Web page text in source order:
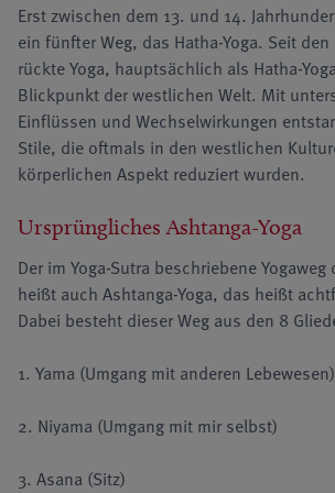
Erst zwischen dem 13. und 14.
ein fünfter Weg, das Hatha-Yoga. Seit den
rückte Yoga, hauptsächlich als Hatha-
Blickpunkt der westlichen Welt. Mit
Einflüssen und Wechselwirkungen
Stile, die oftmals in den westlichen
körperlichen Aspekt reduziert wurden.
Ursprüngliches Ashtanga-Yoga
Der im Yoga-Sutra beschriebene
heißt auch Ashtanga-Yoga, das heißt
Dabei besteht dieser Weg aus den 8
1. Yama (Umgang mit anderen Lebewesen)
2. Niyama (Umgang mit mir selbst)
3. Asana (Sitz)